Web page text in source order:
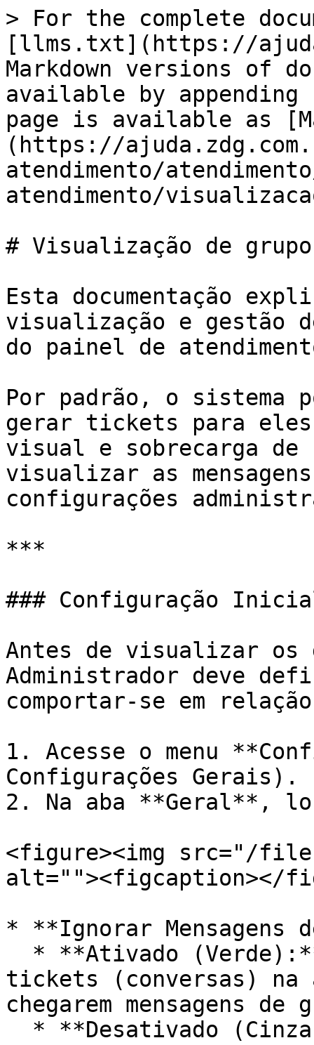
> For the complete
[llms.txt](https://
Markdown versions of
available by
page is available as
(https://
atendimento/
atendimento/
# Visualização de
Esta documentação
visualização e gestão
do painel de
Por padrão, o sistema
gerar tickets para
visual e sobrecarga
visualizar as
configurações
***
### Configuração
Antes de visualizar os
Administrador deve
comportar-se em
1. Acesse o menu
Configurações Gerais).
2. Na aba **Geral**,
<figure><img src="/files/
alt=""><figcaption></
* **Ignorar Mensagens
tickets (conversas) na
chegarem mensagens de